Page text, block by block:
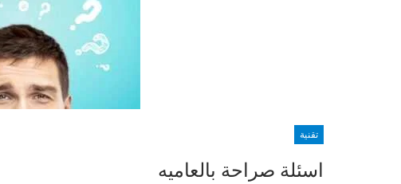
تقنية
اسئلة صراحة بالعاميه